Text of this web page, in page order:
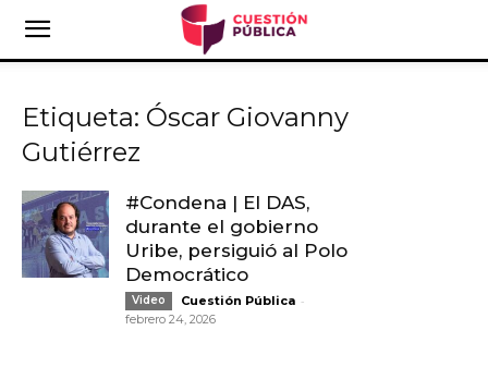
Etiqueta: Óscar Giovanny
Gutiérrez
#Condena | El DAS,
durante el gobierno
Uribe, persiguió al Polo
Democrático
Video Cuestión Pública -
febrero 24, 2026